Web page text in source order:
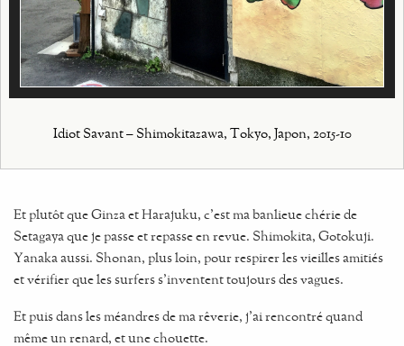
Idiot Savant – Shimokitazawa, Tokyo, Japon, 2015-10
Et plutôt que Ginza et Harajuku, c’est ma banlieue chérie de
Setagaya que je passe et repasse en revue. Shimokita, Gotokuji.
Yanaka aussi. Shonan, plus loin, pour respirer les vieilles amitiés
et vérifier que les surfers s'inventent toujours des vagues.
Et puis dans les méandres de ma rêverie, j’ai rencontré quand
même un renard, et une chouette.